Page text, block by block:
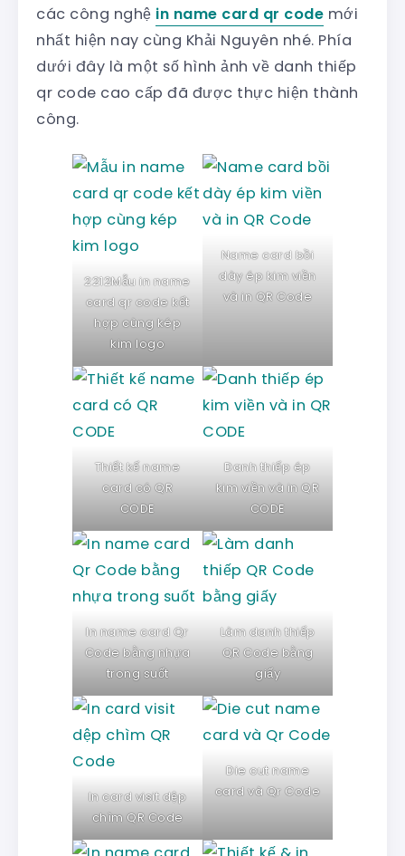
các công nghệ in name card qr code mới
nhất hiện nay cùng Khải Nguyên nhé. Phía
dưới đây là một số hình ảnh về danh thiếp
qr code cao cấp đã được thực hiện thành
công.
2212Mẫu in name
card qr code kết
hợp cùng kép
kim logo
Name card bồi
dày ép kim viền
và in QR Code
Thiết kế name
card có QR
CODE
Danh thiếp ép
kim viền và in QR
CODE
In name card Qr
Code bằng nhựa
trong suốt
Làm danh thiếp
QR Code bằng
giấy
In card visit dệp
chìm QR Code
Die cut name
card và Qr Code